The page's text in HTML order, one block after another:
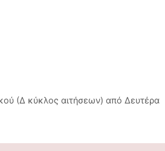
(Δ κύκλος αιτήσεων) από Δευτέρα